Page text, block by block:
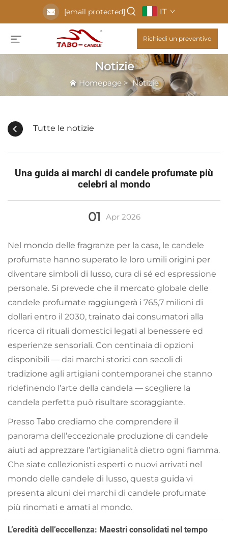
[email protected] IT
Richiedi un preventivo
Notizie
Homepage >Notizie
Tutte le notizie
Una guida ai marchi di candele profumate più
celebri al mondo
01 Apr 2026
Nel mondo delle fragranze per la casa, le candele
profumate hanno superato le loro umili origini per
diventare simboli di lusso, cura di sé ed espressione
personale. Si prevede che il mercato globale delle
candele profumate raggiungerà i 765,7 milioni di
dollari entro il 2030, trainato dai consumatori alla
ricerca di rituali domestici legati al benessere ed
esperienze sensoriali. Con centinaia di opzioni
disponibili — dai marchi storici con secoli di
tradizione agli artigiani contemporanei che stanno
ridefinendo l’arte della candela — scegliere la
candela perfetta può risultare scoraggiante.
Presso Tabo crediamo che comprendere il
panorama dell’eccezionale produzione di candele
aiuti ad apprezzare l’artigianalità dietro ogni fiamma.
Che siate collezionisti esperti o nuovi arrivati nel
mondo delle candele di lusso, questa guida vi
presenta alcuni dei marchi di candele profumate
più rinomati e amati al mondo.
L’eredità dell’eccellenza: Maestri consolidati nel tempo